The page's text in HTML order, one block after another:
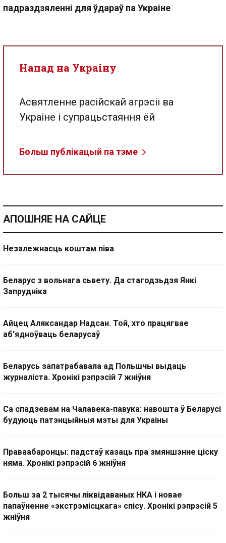
падраздзяленні для ўдараў па Украіне
Напад на Украіну
Асвятленне расійскай агрэсіі ва
Украіне і супрацьстаяння ёй
Больш публікацый па тэме
АПОШНЯЕ НА САЙЦЕ
Незалежнасць коштам піва
Беларус з вольнага сьвету. Да стагодзьдзя Янкі
Запрудніка
Айцец Аляксандар Надсан. Той, хто працягвае
аб'ядноўваць беларусаў
Беларусь запатрабавала ад Польшчы выдаць
журналіста. Хронікі рэпрэсій 7 жніўня
Са спадзевам на Чалавека-павука: навошта ў Беларусі
будуюць патэнцыйныя мэты для Украіны
Праваабаронцы: падстаў казаць пра змяншэнне ціску
няма. Хронікі рэпрэсій 6 жніўня
Больш за 2 тысячы ліквідаваных НКА і новае
папаўненне «экстрэмісцкага» спісу. Хронікі рэпрэсій 5
жніўня